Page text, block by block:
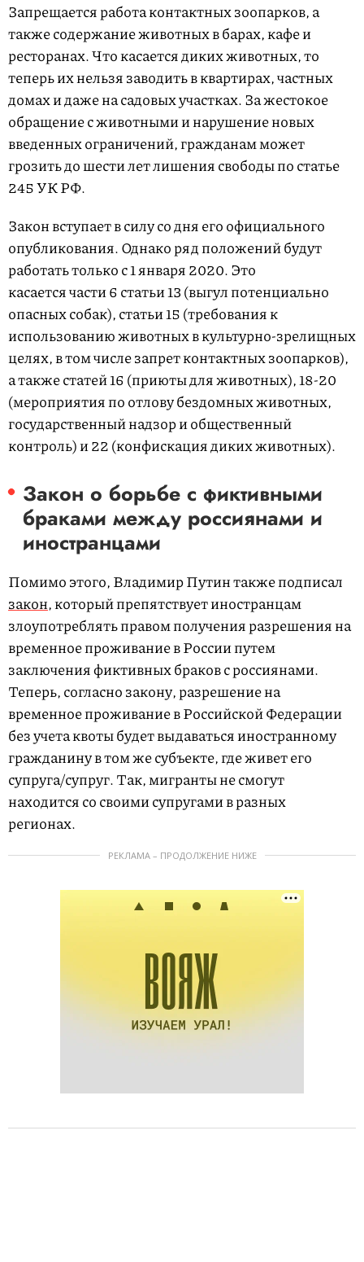
Запрещается работа контактных зоопарков, а
также содержание животных в барах, кафе и
ресторанах. Что касается диких животных, то
теперь их нельзя заводить в квартирах, частных
домах и даже на садовых участках. За жестокое
обращение с животными и нарушение новых
введенных ограничений, гражданам может
грозить до шести лет лишения свободы по статье
245 УК РФ.
Закон вступает в силу со дня его официального
опубликования. Однако ряд положений будут
работать только с 1 января 2020. Это
касается части 6 статьи 13 (выгул потенциально
опасных собак), статьи 15 (требования к
использованию животных в культурно-зрелищных
целях, в том числе запрет контактных зоопарков),
а также статей 16 (приюты для животных), 18-20
(мероприятия по отлову бездомных животных,
государственный надзор и общественный
контроль) и 22 (конфискация диких животных).
Закон о борьбе с фиктивными
браками между россиянами и
иностранцами
Помимо этого, Владимир Путин также подписал
закон, который препятствует иностранцам
злоупотреблять правом получения разрешения на
временное проживание в России путем
заключения фиктивных браков с россиянами.
Теперь, согласно закону, разрешение на
временное проживание в Российской Федерации
без учета квоты будет выдаваться иностранному
гражданину в том же субъекте, где живет его
супруга/супруг. Так, мигранты не смогут
находится со своими супругами в разных
регионах.
РЕКЛАМА – ПРОДОЛЖЕНИЕ НИЖЕ